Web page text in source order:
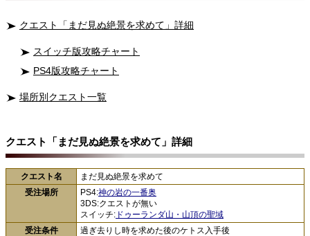
クエスト「まだ見ぬ絶景を求めて」詳細
スイッチ版攻略チャート
PS4版攻略チャート
場所別クエスト一覧
クエスト「まだ見ぬ絶景を求めて」詳細
クエスト名
まだ見ぬ絶景を求めて
受注場所
PS4:神の岩の一番奥
3DS:クエストが無い
スイッチ: ドゥーランダ山・山頂の聖域
受注条件
過ぎ去りし時を求めた後のケトス入手後